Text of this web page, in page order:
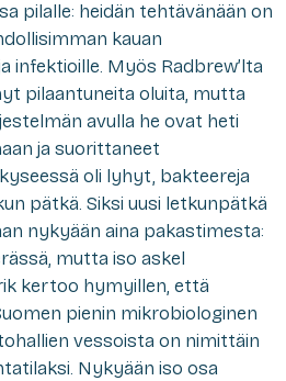
pilalle: heidän tehtävänään on
kauan
infektioille. Myös Radbrew’lta
pilaantuneita oluita, mutta
avulla he ovat heti
ja suorittaneet
oli lyhyt, bakteereja
pätkä. Siksi uusi letkunpätkä
nykyään aina pakastimesta:
mutta iso askel
kertoo hymyillen, että
pienin mikrobiologinen
vessoista on nimittäin
Nykyään iso osa